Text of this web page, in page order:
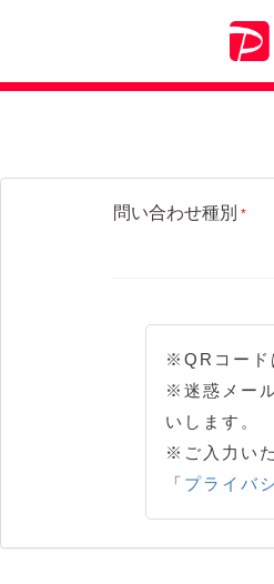
問い合わせ種別 *
※QRコード
※迷惑メー
いします。
※ご入力い
「 プライバ